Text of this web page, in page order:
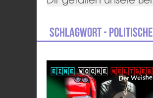
Schlagwort -